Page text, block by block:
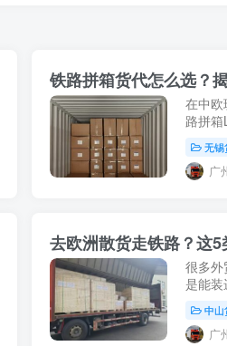
铁路拼箱货代怎么选？
在中欧
路拼
代，无锡
广
很多
是能
的物
等独中山
广